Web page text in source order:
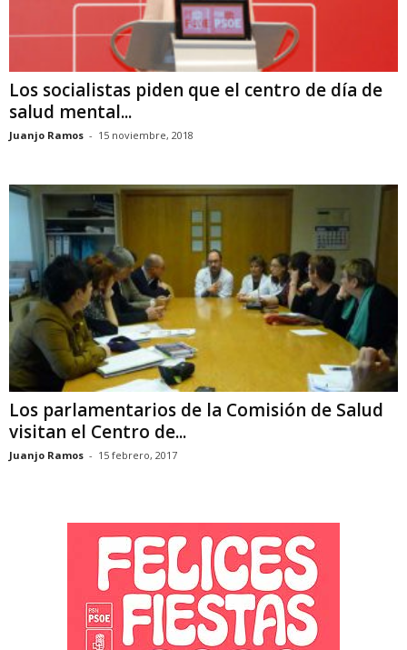
Los socialistas piden que el centro de día de
salud mental...
Juanjo Ramos - 15 noviembre, 2018
Los parlamentarios de la Comisión de Salud
visitan el Centro de...
Juanjo Ramos - 15 febrero, 2017